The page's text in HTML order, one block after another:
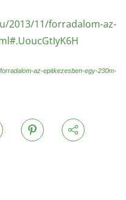
2013/11/forradalom-az-
az-epitkezesben-egy-230m-